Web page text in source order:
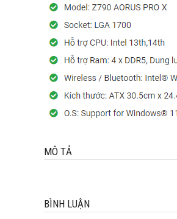
MÔ TẢ
BÌNH LUẬN